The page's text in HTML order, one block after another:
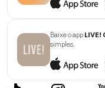
Baixe o app
simples.